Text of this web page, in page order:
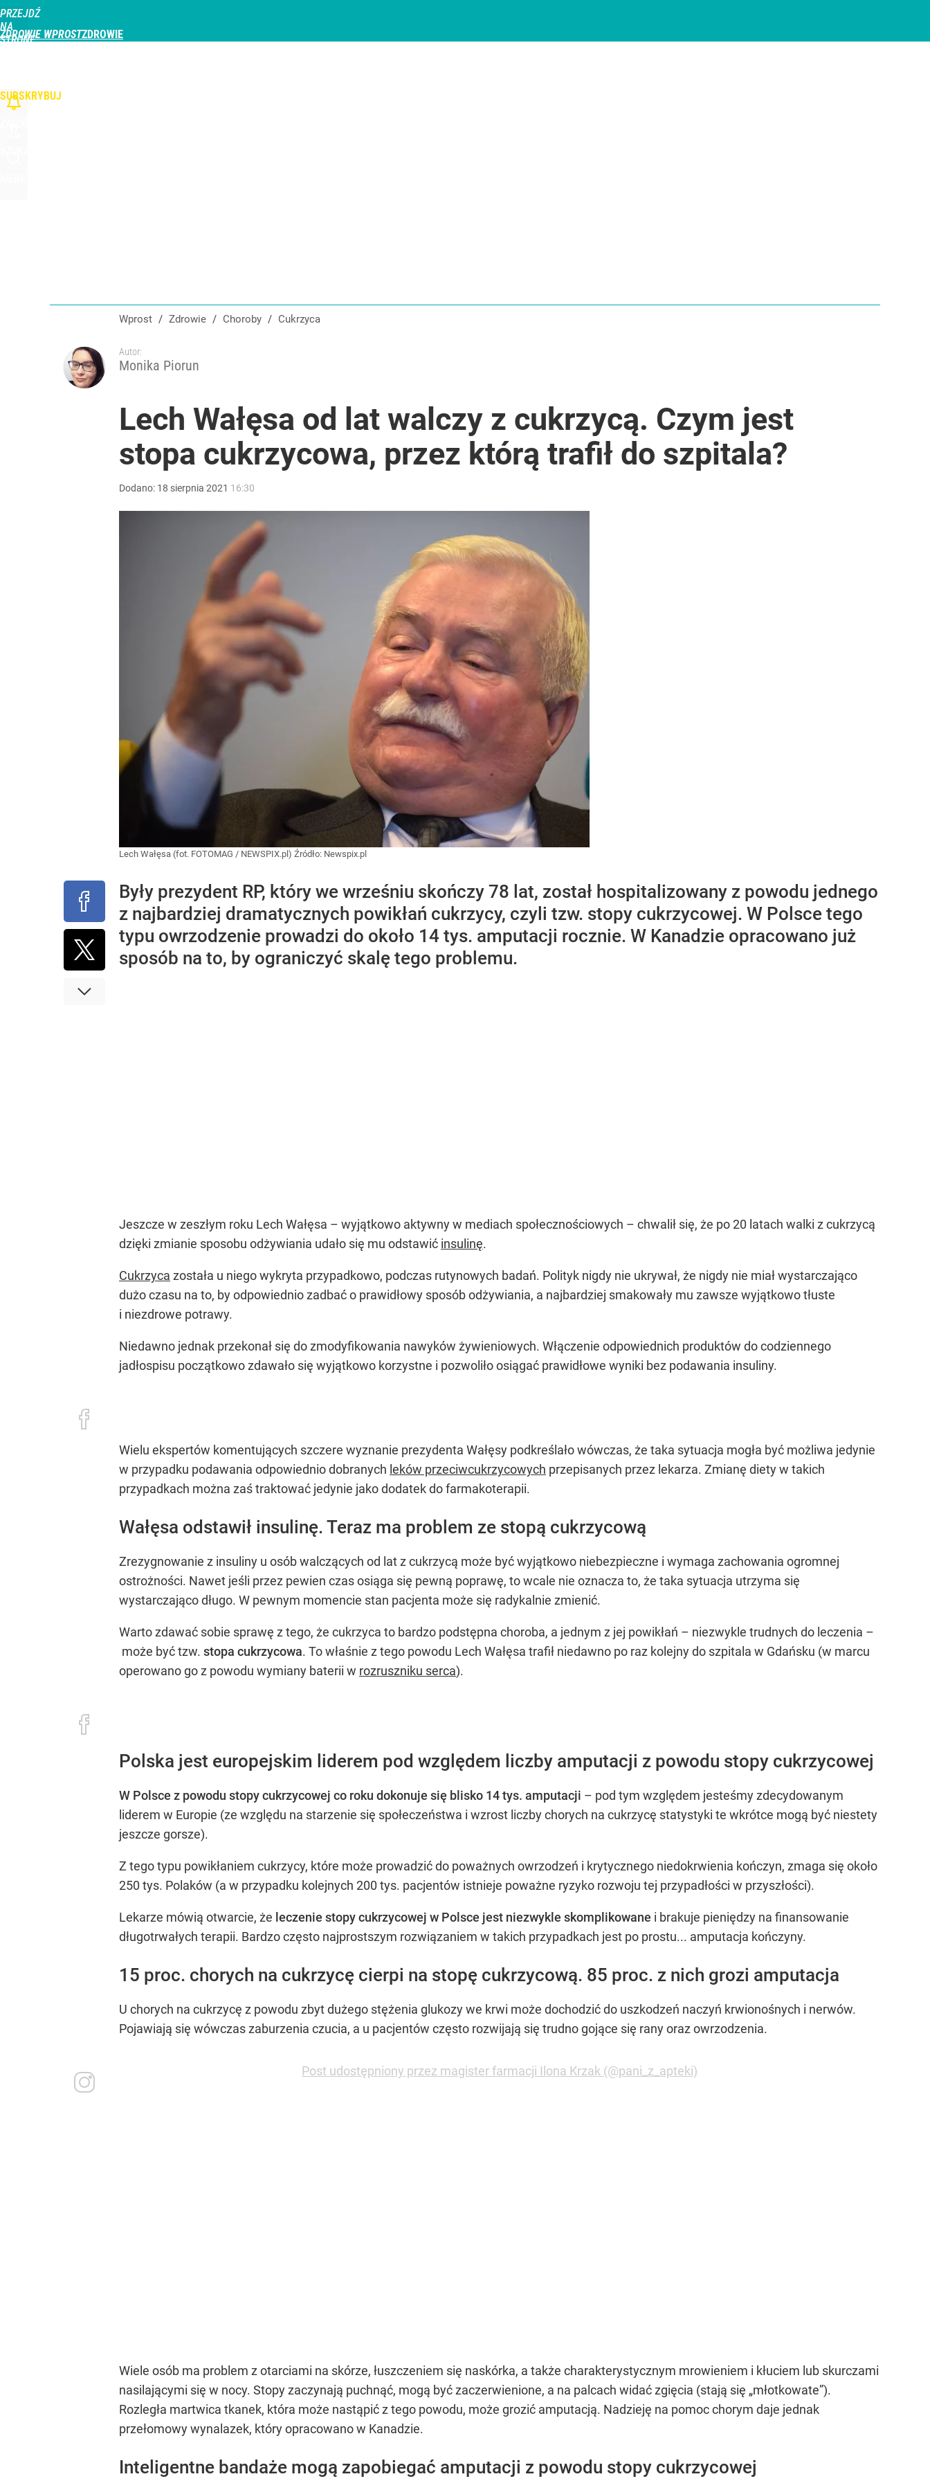
PRZEJDŹ
NA
STRONĘ
ZDROWIE WPROST
SUBSKRYBUJ
Wprost / Zdrowie / Choroby / Cukrzyca
Autor:
Monika Piorun
Lech Wałęsa od lat walczy z cukrzycą. Czym jest
stopa cukrzycowa, przez którą trafił do szpitala?
Dodano: 18 sierpnia 2021 16:30
Lech Wałęsa (fot. FOTOMAG / NEWSPIX.pl) Źródło: Newspix.pl
Były prezydent RP, który we wrześniu skończy 78 lat, został hospitalizowany z powodu jednego
z najbardziej dramatycznych powikłań cukrzycy, czyli tzw. stopy cukrzycowej. W Polsce tego
typu owrzodzenie prowadzi do około 14 tys. amputacji rocznie. W Kanadzie opracowano już
sposób na to, by ograniczyć skalę tego problemu.
Jeszcze w zeszłym roku Lech Wałęsa – wyjątkowo aktywny w mediach społecznościowych – chwalił się, że po 20 latach walki z cukrzycą
dzięki zmianie sposobu odżywiania udało się mu odstawić insulinę.
Cukrzyca została u niego wykryta przypadkowo, podczas rutynowych badań. Polityk nigdy nie ukrywał, że nigdy nie miał wystarczająco
dużo czasu na to, by odpowiednio zadbać o prawidłowy sposób odżywiania, a najbardziej smakowały mu zawsze wyjątkowo tłuste
i niezdrowe potrawy.
Niedawno jednak przekonał się do zmodyfikowania nawyków żywieniowych. Włączenie odpowiednich produktów do codziennego
jadłospisu początkowo zdawało się wyjątkowo korzystne i pozwoliło osiągać prawidłowe wyniki bez podawania insuliny.
Wielu ekspertów komentujących szczere wyznanie prezydenta Wałęsy podkreślało wówczas, że taka sytuacja mogła być możliwa jedynie
w przypadku podawania odpowiednio dobranych leków przeciwcukrzycowych przepisanych przez lekarza. Zmianę diety w takich
przypadkach można zaś traktować jedynie jako dodatek do farmakoterapii.
Wałęsa odstawił insulinę. Teraz ma problem ze stopą cukrzycową
Zrezygnowanie z insuliny u osób walczących od lat z cukrzycą może być wyjątkowo niebezpieczne i wymaga zachowania ogromnej
ostrożności. Nawet jeśli przez pewien czas osiąga się pewną poprawę, to wcale nie oznacza to, że taka sytuacja utrzyma się
wystarczająco długo. W pewnym momencie stan pacjenta może się radykalnie zmienić.
Warto zdawać sobie sprawę z tego, że cukrzyca to bardzo podstępna choroba, a jednym z jej powikłań – niezwykle trudnych do leczenia –
może być tzw. stopa cukrzycowa. To właśnie z tego powodu Lech Wałęsa trafił niedawno po raz kolejny do szpitala w Gdańsku (w marcu
operowano go z powodu wymiany baterii w rozruszniku serca).
Polska jest europejskim liderem pod względem liczby amputacji z powodu stopy cukrzycowej
W Polsce z powodu stopy cukrzycowej co roku dokonuje się blisko 14 tys. amputacji – pod tym względem jesteśmy zdecydowanym
liderem w Europie (ze względu na starzenie się społeczeństwa i wzrost liczby chorych na cukrzycę statystyki te wkrótce mogą być niestety
jeszcze gorsze).
Z tego typu powikłaniem cukrzycy, które może prowadzić do poważnych owrzodzeń i krytycznego niedokrwienia kończyn, zmaga się około
250 tys. Polaków (a w przypadku kolejnych 200 tys. pacjentów istnieje poważne ryzyko rozwoju tej przypadłości w przyszłości).
Lekarze mówią otwarcie, że leczenie stopy cukrzycowej w Polsce jest niezwykle skomplikowane i brakuje pieniędzy na finansowanie
długotrwałych terapii. Bardzo często najprostszym rozwiązaniem w takich przypadkach jest po prostu... amputacja kończyny.
15 proc. chorych na cukrzycę cierpi na stopę cukrzycową. 85 proc. z nich grozi amputacja
U chorych na cukrzycę z powodu zbyt dużego stężenia glukozy we krwi może dochodzić do uszkodzeń naczyń krwionośnych i nerwów.
Pojawiają się wówczas zaburzenia czucia, a u pacjentów często rozwijają się trudno gojące się rany oraz owrzodzenia.
Post udostępniony przez magister farmacji Ilona Krzak (@pani_z_apteki)
Wiele osób ma problem z otarciami na skórze, łuszczeniem się naskórka, a także charakterystycznym mrowieniem i kłuciem lub skurczami
nasilającymi się w nocy. Stopy zaczynają puchnąć, mogą być zaczerwienione, a na palcach widać zgięcia (stają się „młotkowate”).
Rozległa martwica tkanek, która może nastąpić z tego powodu, może grozić amputacją. Nadzieję na pomoc chorym daje jednak
przełomowy wynalazek, który opracowano w Kanadzie.
Inteligentne bandaże mogą zapobiegać amputacji z powodu stopy cukrzycowej